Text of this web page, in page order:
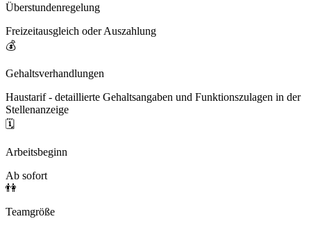
Überstundenregelung
Freizeitausgleich oder Auszahlung
💰
Gehaltsverhandlungen
Haustarif - detaillierte Gehaltsangaben und Funktionszulagen in der
Stellenanzeige
🗓️
Arbeitsbeginn
Ab sofort
👫
Teamgröße